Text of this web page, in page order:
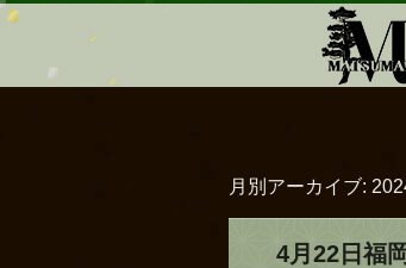
月別アーカイブ:
4月22日福